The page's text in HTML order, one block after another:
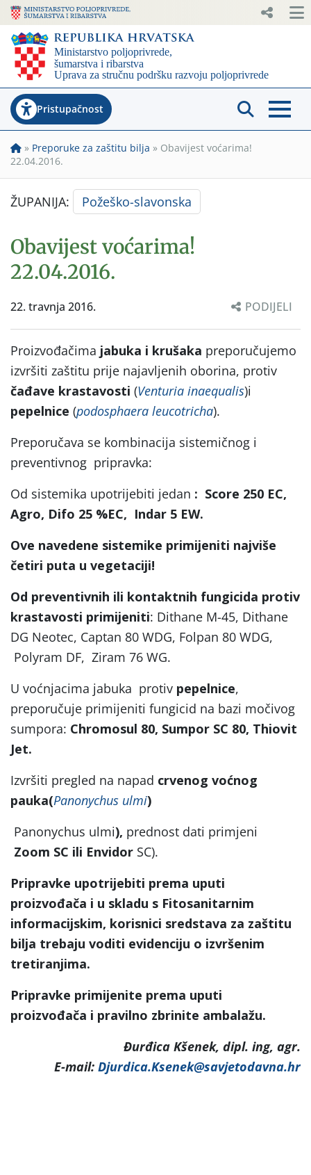
Pristupačnost
» Preporuke za zaštitu bilja » Obavijest voćarima!
22.04.2016.
ŽUPANIJA: Požeško-slavonska
Obavijest voćarima!
22.04.2016.
22. travnja 2016. PODIJELI
Proizvođačima jabuka i krušaka preporučujemo
izvršiti zaštitu prije najavljenih oborina, protiv
čađave krastavosti (Venturia inaequalis)i
pepelnice (podosphaera leucotricha).
Preporučava se kombinacija sistemičnog i
preventivnog pripravka:
Od sistemika upotrijebiti jedan : Score 250 EC,
Agro, Difo 25 %EC, Indar 5 EW.
Ove navedene sistemike primijeniti najviše
četiri puta u vegetaciji!
Od preventivnih ili kontaktnih fungicida protiv
krastavosti primijeniti: Dithane M-45, Dithane
DG Neotec, Captan 80 WDG, Folpan 80 WDG,
Polyram DF, Ziram 76 WG.
U voćnjacima jabuka protiv pepelnice,
preporučuje primijeniti fungicid na bazi močivog
sumpora: Chromosul 80, Sumpor SC 80, Thiovit
Jet.
Izvršiti pregled na napad crvenog voćnog
pauka(Panonychus ulmi)
Panonychus ulmi), prednost dati primjeni
Zoom SC ili Envidor SC).
Pripravke upotrijebiti prema uputi
proizvođača i u skladu s Fitosanitarnim
informacijskim, korisnici sredstava za zaštitu
bilja trebaju voditi evidenciju o izvršenim
tretiranjima.
Pripravke primijenite prema uputi
proizvođača i pravilno zbrinite ambalažu.
Đurđica Kšenek, dipl. ing, agr.
E-mail: Djurdica.Ksenek@savjetodavna.hr